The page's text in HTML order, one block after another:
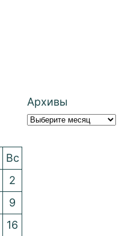
Архивы
Вс
2
9
16